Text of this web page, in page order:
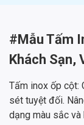
#Mẫu Tấm
Khách Sạn,
Tấm inox ốp cột:
sét tuyệt đối.
dạng màu sắc